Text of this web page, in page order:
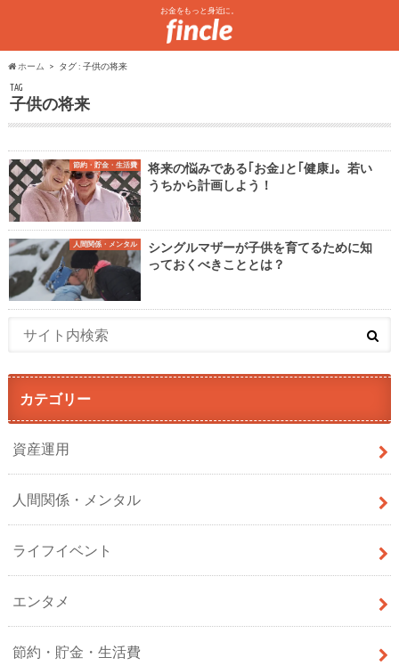
お金をもっと身近に。
ホーム タグ : 子供の将来
TAG
子供の将来
節約・貯金・生活費
将来の悩みである｢お金｣と｢健康｣。若い
うちから計画しよう！
人間関係・メンタル
シングルマザーが子供を育てるために知
っておくべきこととは？
カテゴリー
資産運用
人間関係・メンタル
ライフイベント
エンタメ
節約・貯金・生活費